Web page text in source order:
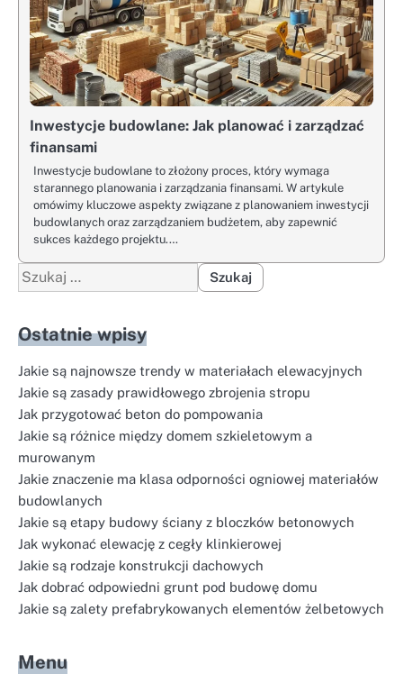
Inwestycje budowlane: Jak planować i zarządzać
finansami
Inwestycje budowlane to złożony proces, który wymaga
starannego planowania i zarządzania finansami. W artykule
omówimy kluczowe aspekty związane z planowaniem inwestycji
budowlanych oraz zarządzaniem budżetem, aby zapewnić
sukces każdego projektu.…
Szukaj:
Ostatnie wpisy
Jakie są najnowsze trendy w materiałach elewacyjnych
Jakie są zasady prawidłowego zbrojenia stropu
Jak przygotować beton do pompowania
Jakie są różnice między domem szkieletowym a
murowanym
Jakie znaczenie ma klasa odporności ogniowej materiałów
budowlanych
Jakie są etapy budowy ściany z bloczków betonowych
Jak wykonać elewację z cegły klinkierowej
Jakie są rodzaje konstrukcji dachowych
Jak dobrać odpowiedni grunt pod budowę domu
Jakie są zalety prefabrykowanych elementów żelbetowych
Menu